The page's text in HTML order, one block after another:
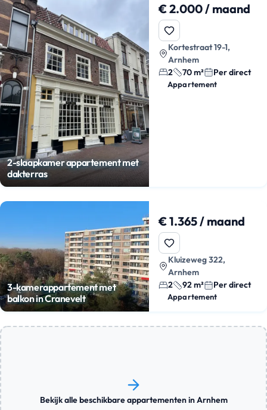
2-slaapkamer appartement met
dakterras
€ 2.000 / maand
Kortestraat 19-1,
Arnhem
2
70 m² Per direct
Appartement
3-kamerappartement met
balkon in Cranevelt
€ 1.365 / maand
Kluizeweg 322,
Arnhem
2
92 m² Per direct
Appartement
Bekijk alle beschikbare appartementen in Arnhem